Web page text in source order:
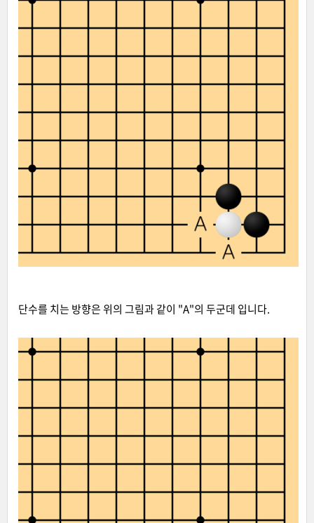
단수를 치는 방향은 위의 그림과 같이 "A"의 두군데 입니다.